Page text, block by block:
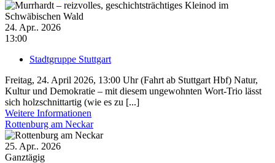
24. Apr.. 2026
13:00
Stadtgruppe Stuttgart
Freitag, 24. April 2026, 13:00 Uhr (Fahrt ab Stuttgart Hbf) Natur,
Kultur und Demokratie – mit diesem ungewohnten Wort-Trio lässt
sich holzschnittartig (wie es zu [...]
Weitere Informationen
Rottenburg am Neckar
25. Apr.. 2026
Ganztägig